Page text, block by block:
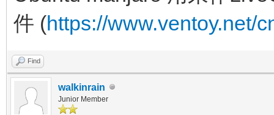
件 (https://www.ventoy.net/
Find
walkinrain
Junior Member